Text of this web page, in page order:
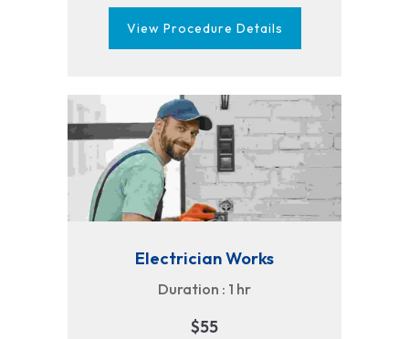
View Procedure Details
Electrician Works
Duration : 1 hr
$55